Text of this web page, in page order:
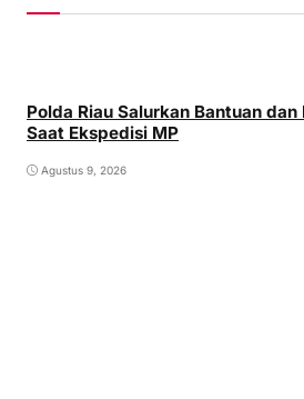
Polda Riau Salurkan Bantuan
Saat Ekspedisi MP
Agustus 9, 2026